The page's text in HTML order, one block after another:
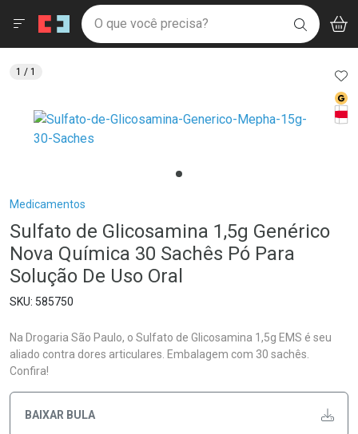
Drogaria São Paulo
Ir direto para a home
pela página
Ir direto para o conteúdo
Ir direto para a busca
Ir direto para a conta
Ir direto para a notificações
Ir direto para o carrinho
Ir direto para o menu
Faça a sua busca
O que você precisa? BUSCAR
Menu
Breadcrumb
Medicamentos
Sulfato de Glicosamina 1,5g Genérico
Nova Química 30 Sachês Pó Para
Solução De Uso Oral
585750
Na Drogaria São Paulo, o Sulfato de Glicosamina 1,5g EMS é seu
aliado contra dores articulares. Embalagem com 30 sachês.
Confira!
BAIXAR BULA
1 / 1